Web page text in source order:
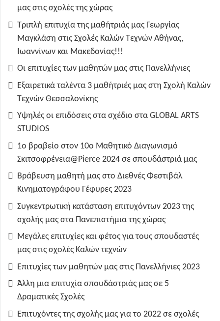
μας στις σχολές της χώρας
Τριπλή επιτυχία της μαθήτριάς μας Γεωργίας
Μαγκλάση στις Σχολές Καλών Τεχνών Αθήνας,
Ιωαννίνων και Μακεδονίας!!!
Οι επιτυχίες των μαθητών μας στις Πανελλήνιες
Εξαιρετικά ταλέντα 3 μαθήτριές μας στη Σχολή Καλών
Τεχνών Θεσσαλονίκης
Υψηλές οι επιδόσεις στα σχέδιο στα GLOBAL ARTS
STUDIOS
1ο βραβείο στον 10ο Μαθητικό Διαγωνισμό
Σκιτσοφρένεια@Pierce 2024 σε σπουδάστριά μας
Βράβευση μαθητή μας στο Διεθνές Φεστιβάλ
Κινηματογράφου Γέφυρες 2023
Συγκεντρωτική κατάσταση επιτυχόντων 2023 της
σχολής μας στα Πανεπιστήμια της χώρας
Μεγάλες επιτυχίες και φέτος για τους σπουδαστές
μας στις σχολές Καλών τεχνών
Επιτυχίες των μαθητών μας στις Πανελλήνιες 2023
Άλλη μια επιτυχία σπουδάστριάς μας σε 5
Δραματικές Σχολές
Επιτυχόντες της σχολής μας για το 2022 σε σχολές